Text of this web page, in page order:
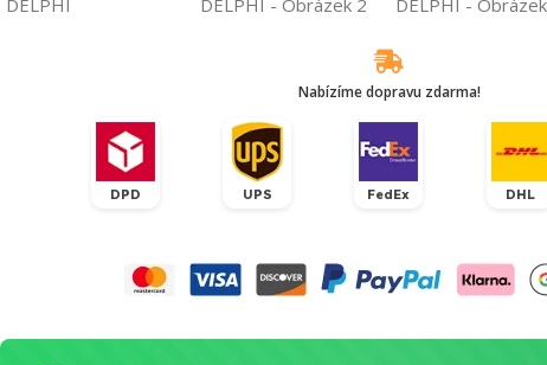
Nabízíme dopravu zdarma!
DPD UPS FedEx DHL